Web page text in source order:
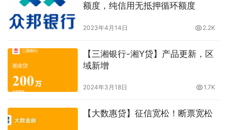
额度，纯信用无抵押循环额度
2023年4月14日 2.2K
【三湘银行-湘Y贷】产品更新，区
域新增
2024年3月18日 1.7K
【大数惠贷】征信宽松！断票宽松